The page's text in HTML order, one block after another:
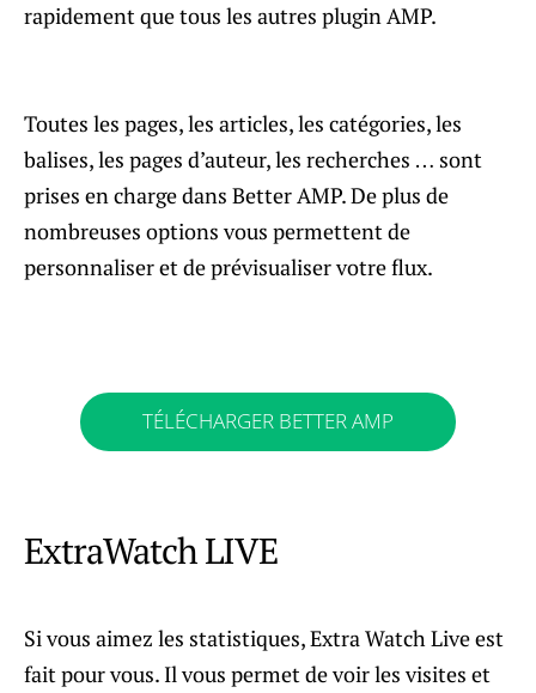
rapidement que tous les autres plugin AMP.
Toutes les pages, les articles, les catégories, les
balises, les pages d’auteur, les recherches … sont
prises en charge dans Better AMP. De plus de
nombreuses options vous permettent de
personnaliser et de prévisualiser votre flux.
TÉLÉCHARGER BETTER AMP
ExtraWatch LIVE
Si vous aimez les statistiques, Extra Watch Live est
fait pour vous. Il vous permet de voir les visites et